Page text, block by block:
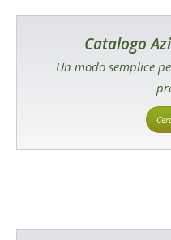
Catalogo
Un modo semplice